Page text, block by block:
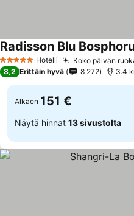
5 Tähtiluokitus
Hotelli Koko päivän
Radisson Blu
8,2 Erittäin hyvä 8 272 3.4
Alkaen 151 €
Näytä hinnat 13 sivustolta